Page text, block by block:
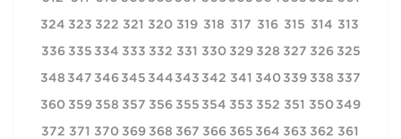
313
314
315
316
317
318
319
320
321
322
323
324
325
326
327
328
329
330
331
332
333
334
335
336
337
338
339
340
341
342
343
344
345
346
347
348
349
350
351
352
353
354
355
356
357
358
359
360
361
362
363
364
365
366
367
368
369
370
371
372